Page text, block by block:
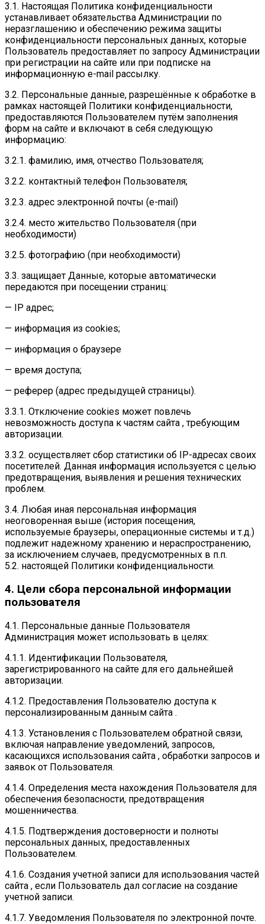
3.1. Настоящая Политика конфиденциальности
устанавливает обязательства Администрации по
неразглашению и обеспечению режима защиты
конфиденциальности персональных данных, которые
Пользователь предоставляет по запросу Администрации
при регистрации на сайте или при подписке на
информационную e-mail рассылку.
3.2. Персональные данные, разрешённые к обработке в
рамках настоящей Политики конфиденциальности,
предоставляются Пользователем путём заполнения
форм на сайте и включают в себя следующую
информацию:
3.2.1. фамилию, имя, отчество Пользователя;
3.2.2. контактный телефон Пользователя;
3.2.3. адрес электронной почты (e-mail)
3.2.4. место жительство Пользователя (при
необходимости)
3.2.5. фотографию (при необходимости)
3.3. защищает Данные, которые автоматически
передаются при посещении страниц:
— IP адрес;
— информация из cookies;
— информация о браузере
— время доступа;
— реферер (адрес предыдущей страницы).
3.3.1. Отключение cookies может повлечь
невозможность доступа к частям сайта , требующим
авторизации.
3.3.2. осуществляет сбор статистики об IP-адресах своих
посетителей. Данная информация используется с целью
предотвращения, выявления и решения технических
проблем.
3.4. Любая иная персональная информация
неоговоренная выше (история посещения,
используемые браузеры, операционные системы и т.д.)
подлежит надежному хранению и нераспространению,
за исключением случаев, предусмотренных в п.п.
5.2. настоящей Политики конфиденциальности.
4. Цели сбора персональной информации
пользователя
4.1. Персональные данные Пользователя
Администрация может использовать в целях:
4.1.1. Идентификации Пользователя,
зарегистрированного на сайте для его дальнейшей
авторизации.
4.1.2. Предоставления Пользователю доступа к
персонализированным данным сайта .
4.1.3. Установления с Пользователем обратной связи,
включая направление уведомлений, запросов,
касающихся использования сайта , обработки запросов и
заявок от Пользователя.
4.1.4. Определения места нахождения Пользователя для
обеспечения безопасности, предотвращения
мошенничества.
4.1.5. Подтверждения достоверности и полноты
персональных данных, предоставленных
Пользователем.
4.1.6. Создания учетной записи для использования частей
сайта , если Пользователь дал согласие на создание
учетной записи.
4.1.7. Уведомления Пользователя по электронной почте.